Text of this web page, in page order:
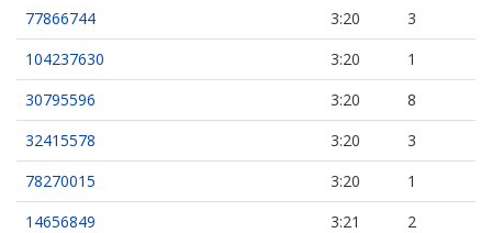
77866744
3:20
3
104237630
3:20
1
30795596
3:20
8
32415578
3:20
3
78270015
3:20
1
14656849
3:21
2